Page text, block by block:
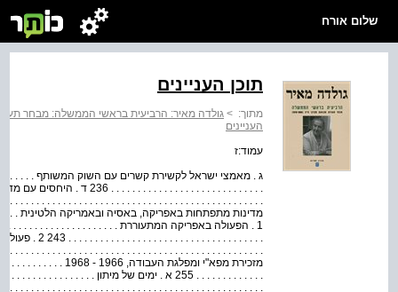
שלום אורח
תוכן העניינים
מתוך: > גולדה מאיר: הרביעית בראשי הממשלה: מבחר תעודות
העניינים
עמוד:ז
ג . מאמצי ישראל לקשירת קשרים עם השוק המשותף . . . . . . .
. . . . . . . . . . . . . . . . . . . . . . . .
1 . הפעולה באפריקה המתעוררת . . . . . . . . . . . . . . . . . . . . .
. . . . . . . . . .
. . . . . . . . . . . . . 255 א . ימים של מיתון . . . . . . .